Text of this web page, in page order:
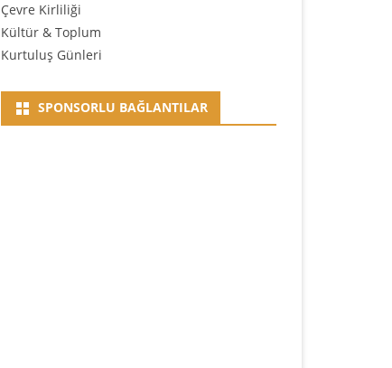
Çevre Kirliliği
Kültür & Toplum
Kurtuluş Günleri
SPONSORLU BAĞLANTILAR